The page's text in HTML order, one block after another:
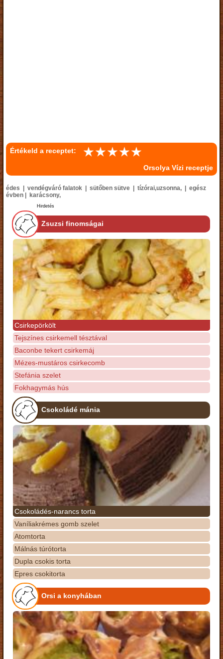
Értékeld a receptet:
Orsolya Vízi receptje
édes | vendégváró falatok | sütőben sütve | tízórai,uzsonna, | egész
évben | karácsony,
Hirdetés
Zsuzsi finomságai
Csirkepörkölt
Tejszínes csirkemell tésztával
Baconbe tekert csirkemáj
Mézes-mustáros csirkecomb
Stefánia szelet
Fokhagymás hús
Csokoládé mánia
Csokoládés-narancs torta
Vaníliakrémes gomb szelet
Atomtorta
Málnás túrótorta
Dupla csokis torta
Epres csokitorta
Orsi a konyhában